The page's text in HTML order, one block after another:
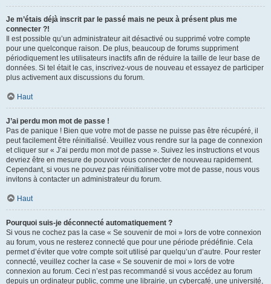
Je m’étais déjà inscrit par le passé mais ne peux à présent plus me
connecter ?!
Il est possible qu’un administrateur ait désactivé ou supprimé votre compte
pour une quelconque raison. De plus, beaucoup de forums suppriment
périodiquement les utilisateurs inactifs afin de réduire la taille de leur base de
données. Si tel était le cas, inscrivez-vous de nouveau et essayez de participer
plus activement aux discussions du forum.
Haut
J’ai perdu mon mot de passe !
Pas de panique ! Bien que votre mot de passe ne puisse pas être récupéré, il
peut facilement être réinitialisé. Veuillez vous rendre sur la page de connexion
et cliquer sur « J’ai perdu mon mot de passe ». Suivez les instructions et vous
devriez être en mesure de pouvoir vous connecter de nouveau rapidement.
Cependant, si vous ne pouvez pas réinitialiser votre mot de passe, nous vous
invitons à contacter un administrateur du forum.
Haut
Pourquoi suis-je déconnecté automatiquement ?
Si vous ne cochez pas la case « Se souvenir de moi » lors de votre connexion
au forum, vous ne resterez connecté que pour une période prédéfinie. Cela
permet d’éviter que votre compte soit utilisé par quelqu’un d’autre. Pour rester
connecté, veuillez cocher la case « Se souvenir de moi » lors de votre
connexion au forum. Ceci n’est pas recommandé si vous accédez au forum
depuis un ordinateur public, comme une librairie, un cybercafé, une université,